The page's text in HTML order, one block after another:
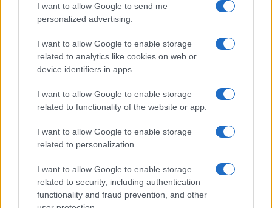
I want to allow Google to send me
personalized advertising.
I want to allow Google to enable storage
related to analytics like cookies on web or
device identifiers in apps.
I want to allow Google to enable storage
related to functionality of the website or app.
I want to allow Google to enable storage
related to personalization.
I want to allow Google to enable storage
related to security, including authentication
functionality and fraud prevention, and other
IL PIÙ LETTO DEL MESE